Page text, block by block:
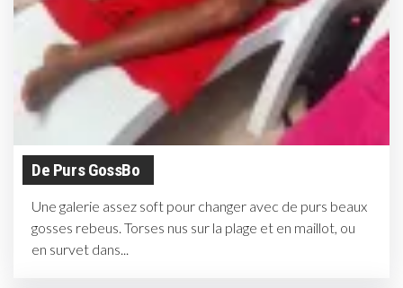
De Purs GossBo
Une galerie assez soft pour changer avec de purs beaux
gosses rebeus. Torses nus sur la plage et en maillot, ou
en survet dans...